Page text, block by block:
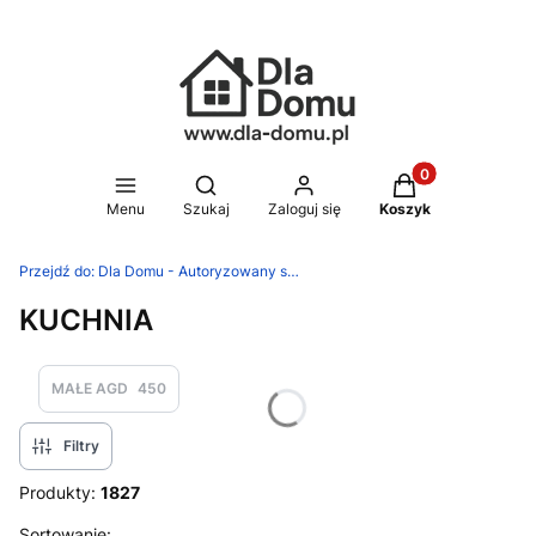
Menu
Otwórz wyszukiwarkę
Szukaj Zaloguj się
Produkty w
Koszyk
Przejdź do: Dla Domu - Autoryzowany sklep Silit, WMF, Zwilling
KUCHNIA
MAŁE AGD 450
Filtry
Produkty: 1827